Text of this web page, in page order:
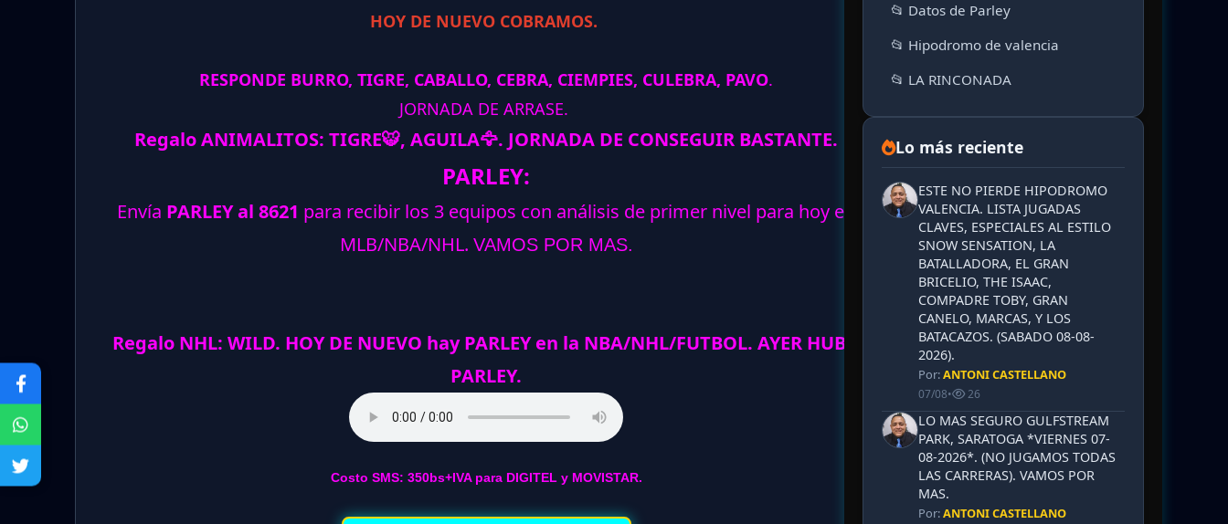
HOY DE NUEVO COBRAMOS.
RESPONDE BURRO, TIGRE, CABALLO, CEBRA, CIEMPIES, CULEBRA, PAVO.
JORNADA DE ARRASE.
Regalo ANIMALITOS: TIGRE🐯, AGUILA🦅. JORNADA DE CONSEGUIR BASTANTE.
PARLEY:
Envía PARLEY al 8621 para recibir los 3 equipos con análisis de primer nivel para hoy en
MLB/NBA/NHL. VAMOS POR MAS.
Regalo NHL: WILD. HOY DE NUEVO hay PARLEY en la NBA/NHL/FUTBOL. AYER HUBO
PARLEY.
Costo SMS: 350bs+IVA para DIGITEL y MOVISTAR.
📂 Datos de Parley
📂 Hipodromo de valencia
📂 LA RINCONADA
Lo más reciente
ESTE NO PIERDE HIPODROMO
VALENCIA. LISTA JUGADAS
CLAVES, ESPECIALES AL ESTILO
SNOW SENSATION, LA
BATALLADORA, EL GRAN
BRICELIO, THE ISAAC,
COMPADRE TOBY, GRAN
CANELO, MARCAS, Y LOS
BATACAZOS. (SABADO 08-08-
2026).
Por:ANTONI CASTELLANO
07/08• 26
LO MAS SEGURO GULFSTREAM
PARK, SARATOGA *VIERNES 07-
08-2026*. (NO JUGAMOS TODAS
LAS CARRERAS). VAMOS POR
MAS.
Por:ANTONI CASTELLANO